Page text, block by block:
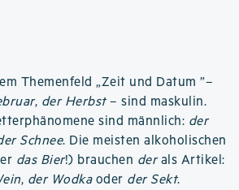
Themenfeld „Zeit und Datum ”–
, der Herbst– sind maskulin.
sind männlich: der
Schnee. Die meisten alkoholischen
das Bier!) brauchen derals Artikel:
, der Wodkaoder der Sekt.